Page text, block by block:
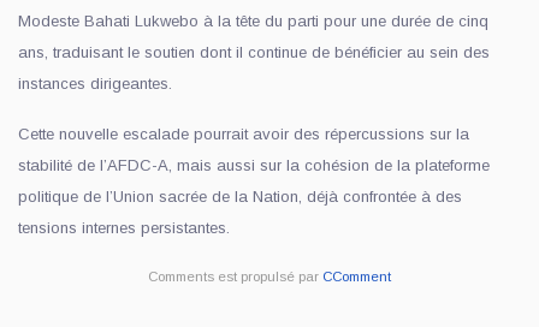
Modeste Bahati Lukwebo à la tête du parti pour une durée de cinq
ans, traduisant le soutien dont il continue de bénéficier au sein des
instances dirigeantes.
Cette nouvelle escalade pourrait avoir des répercussions sur la
stabilité de l’AFDC-A, mais aussi sur la cohésion de la plateforme
politique de l’Union sacrée de la Nation, déjà confrontée à des
tensions internes persistantes.
Comments est propulsé par CComment